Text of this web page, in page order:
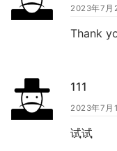
2023年7月
Thank
111
2023年7月
试试